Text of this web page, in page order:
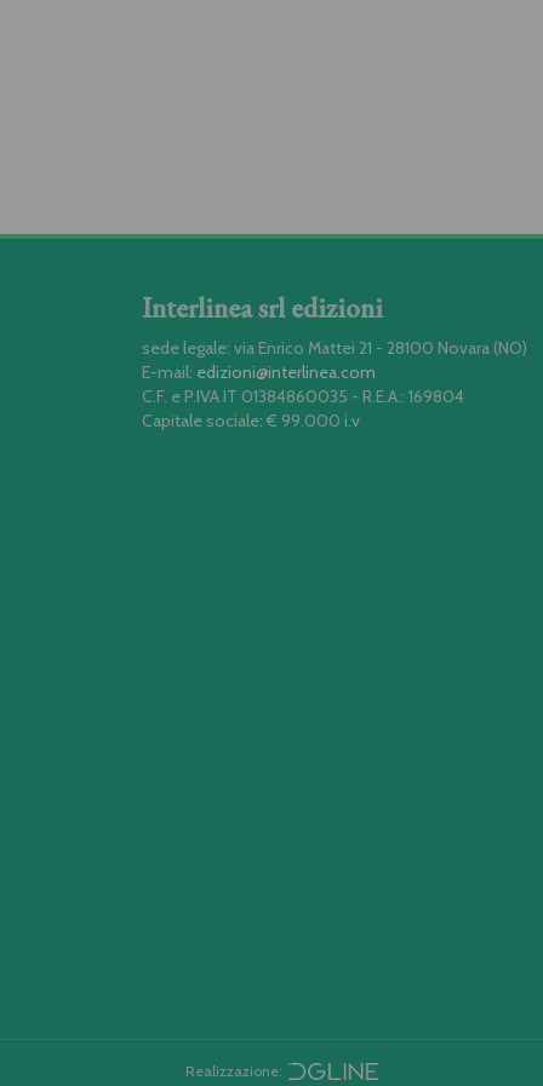
Interlinea srl edizioni
sede legale: via Enrico Mattei 21 - 28100 Novara (NO)
E-mail: edizioni@interlinea.com
C.F. e P.IVA IT 01384860035 - R.E.A.: 169804
Capitale sociale: € 99.000 i.v
Realizzazione: